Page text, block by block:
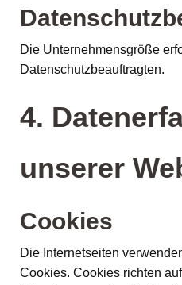
Die Unternehmensgröße
Datenschutzbeauftragten.
4.
unserer
Cookies
Die Internetseiten
Cookies. Cookies richten